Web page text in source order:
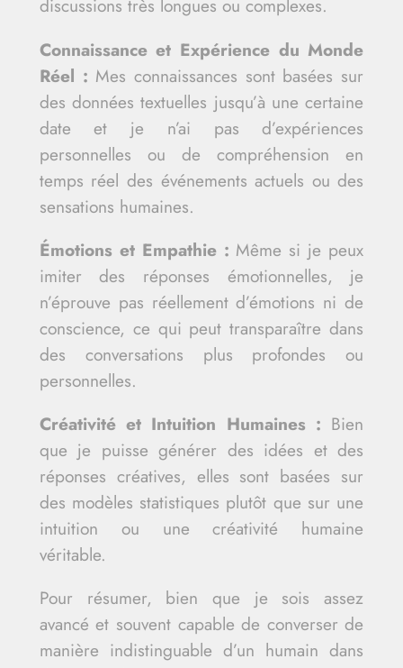
discussions très longues ou complexes.
Connaissance et Expérience du Monde
Réel : Mes connaissances sont basées sur
des données textuelles jusqu’à une certaine
date et je n’ai pas d’expériences
personnelles ou de compréhension en
temps réel des événements actuels ou des
sensations humaines.
Émotions et Empathie : Même si je peux
imiter des réponses émotionnelles, je
n’éprouve pas réellement d’émotions ni de
conscience, ce qui peut transparaître dans
des conversations plus profondes ou
personnelles.
Créativité et Intuition Humaines : Bien
que je puisse générer des idées et des
réponses créatives, elles sont basées sur
des modèles statistiques plutôt que sur une
intuition ou une créativité humaine
véritable.
Pour résumer, bien que je sois assez
avancé et souvent capable de converser de
manière indistinguable d’un humain dans